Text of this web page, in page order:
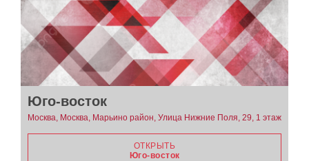
Юго-восток
Москва, Москва, Марьино район, Улица Нижние Поля, 29, 1 этаж
ОТКРЫТЬ
Юго-восток